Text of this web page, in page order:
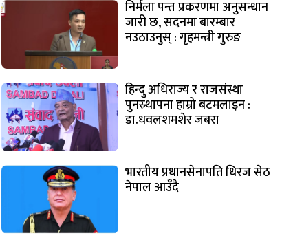
निर्मला पन्त प्रकरणमा अनुसन्धान
जारी छ, सदनमा बारम्बार
नउठाउनुस् : गृहमन्त्री गुरुङ
हिन्दु अधिराज्य र राजसंस्था
पुनस्र्थापना हाम्रो बटमलाइन :
डा.धवलशमशेर जबरा
भारतीय प्रधानसेनापति धिरज सेठ
नेपाल आउँदै